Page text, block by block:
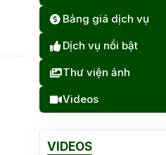
Bảng giá dịch vụ
Dịch vụ nổi bật
Thư viện ảnh
Videos
VIDEOS